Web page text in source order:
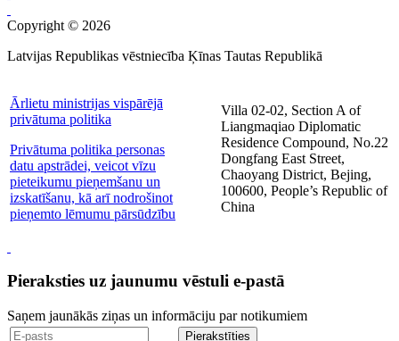
Copyright © 2026
Latvijas Republikas vēstniecība Ķīnas Tautas Republikā
Ārlietu ministrijas vispārējā
privātuma politika
Privātuma politika personas
datu apstrādei, veicot vīzu
pieteikumu pieņemšanu un
izskatīšanu, kā arī nodrošinot
pieņemto lēmumu pārsūdzību
Villa 02-02, Section A of
Liangmaqiao Diplomatic
Residence Compound, No.22
Dongfang East Street,
Chaoyang District, Bejing,
100600, People’s Republic of
China
Pieraksties uz jaunumu vēstuli e-pastā
Saņem jaunākās ziņas un informāciju par notikumiem